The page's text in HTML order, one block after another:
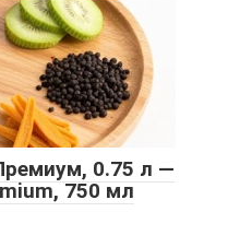
0.75 л —
750 мл